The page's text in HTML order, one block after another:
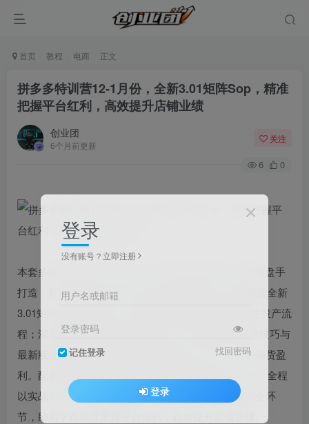
首页 教程 电商 正文
拼多多特训营12-1月份，全新3.01矩阵Sop，精准
把握平台红利，高效提升店铺业绩
创业团
6个月前更新
关注
6 0
本套多多特训营12-1月课程，专为拼多多商家、运营操盘手
打造，聚焦平台最新玩法与2026年运营趋势。课程涵盖全新
3.01矩阵SOP实操方法，拆解从起量到盈利的3阶段控投产流
程；深度讲解新无限推荐流2.0玩法，传授洗SKU实战技巧与
最新版洗图防比价策略，助力实现原价上活动、高价铺货盈
利。配套2026多多打法导航图与原价砍大树核心玩法，全程
以实战为导向，覆盖流量获取、活动运营、成本控制全环
节，助力学员精准把握平台红利，高效提升店铺业绩。
登录
没有账号？立即注册
用户名或邮箱
登录密码
记住登录 找回密码
登录